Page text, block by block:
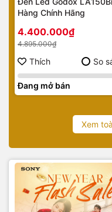
Hàng Chính Hãng
4.400.000₫
4.895.000₫
Thích So
Đang mở bán
Xem